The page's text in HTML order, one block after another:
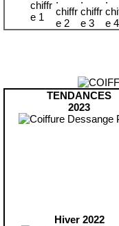
TENDANCES
2023
Hiver 2022